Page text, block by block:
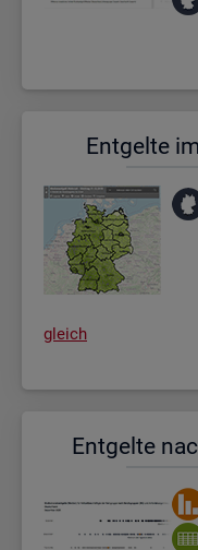
Ent­gel­te
gleich
Ent­gel­te